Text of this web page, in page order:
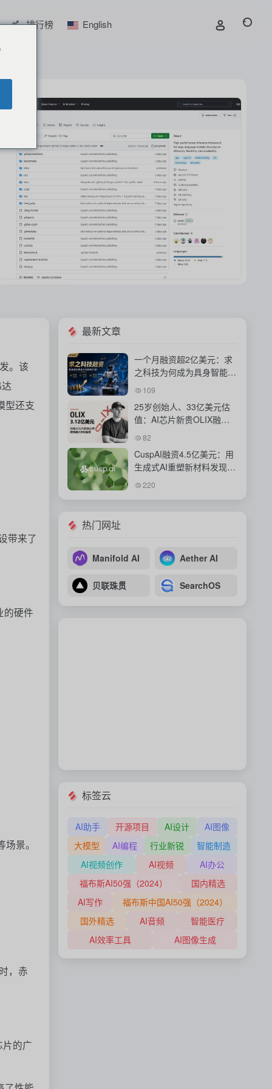
排行榜 English
。该
型还支
带来了
的硬件
景。
，赤
的广
最新文章
一个月融资超2亿美元：求
之科技为何成为具身智能资
本新宠？
109
25岁创始人、33亿美元估
值：AI芯片新贵OLIX融资
背后的豪赌
82
CuspAI融资4.5亿美元：用
生成式AI重塑新材料发现与
工业研发体系
220
热门网址
Manifold AI Aether AI
贝联珠贯 SearchOS
标签云
AI助手 开源项目 AI设计
AI图像
大模型
AI编程 行业新锐
智能制造
AI视频创作
AI视频
AI办公
福布斯AI50强（2024）
国内精选
AI写作
福布斯中国AI50强（2024）
国外精选
AI音频
智能医疗
AI效率工具
AI图像生成